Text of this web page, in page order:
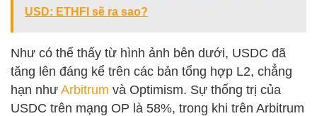
USD: ETHFI sẽ ra sao?
Như có thể thấy từ hình ảnh bên dưới, USDC đã
tăng lên đáng kể trên các bản tổng hợp L2, chẳng
hạn như Arbitrum và Optimism. Sự thống trị của
USDC trên mạng OP là 58%, trong khi trên Arbitrum